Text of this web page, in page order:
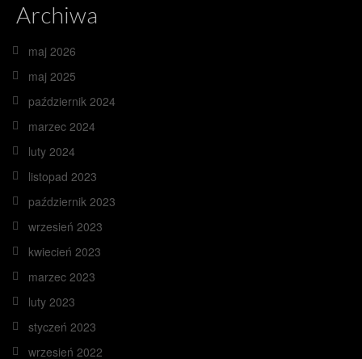
Archiwa
maj 2026
maj 2025
październik 2024
marzec 2024
luty 2024
listopad 2023
październik 2023
wrzesień 2023
kwiecień 2023
marzec 2023
luty 2023
styczeń 2023
wrzesień 2022